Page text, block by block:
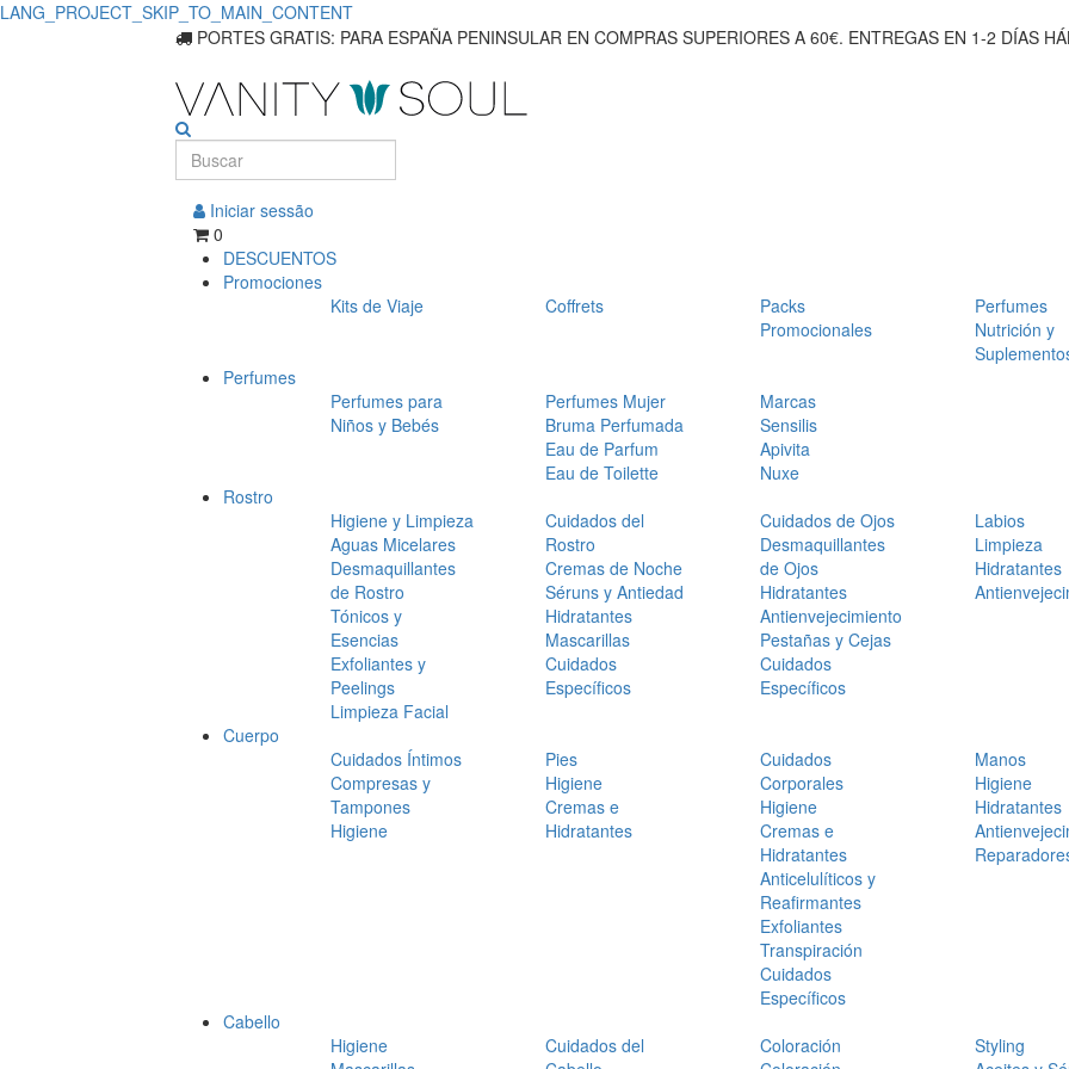
LANG_PROJECT_SKIP_TO_MAIN_CONTENT
Perfumes PORTES GRATIS: PARA ESPAÑA PENINSULAR EN COMPRAS SUPERIORES A 60€. ENTREGAS EN 1-2 DÍAS
Iniciar sessão
0
DESCUENTOS
Promociones
Kits de Viaje
Coffrets
Packs
Promocionales
Perfumes
Nutrición y
Perfumes
Perfumes para
Niños y Bebés
Perfumes Mujer
Bruma Perfumada
Eau de Parfum
Eau de Toilette
Marcas
Sensilis
Apivita
Nuxe
Rostro
Higiene y Limpieza
Aguas Micelares
Desmaquillantes
de Rostro
Tónicos y
Esencias
Exfoliantes y
Peelings
Limpieza Facial
Cuidados del
Rostro
Cremas de Noche
Séruns y Antiedad
Hidratantes
Mascarillas
Cuidados
Específicos
Cuidados de Ojos
Desmaquillantes
de Ojos
Hidratantes
Antienvejecimiento
Pestañas y Cejas
Cuidados
Específicos
Labios
Limpieza
Hidratantes
Cuerpo
Cuidados Íntimos
Compresas y
Tampones
Higiene
Pies
Higiene
Cremas e
Hidratantes
Cuidados
Corporales
Higiene
Cremas e
Hidratantes
Anticelulíticos y
Reafirmantes
Exfoliantes
Transpiración
Cuidados
Específicos
Manos
Higiene
Hidratantes
Cabello
Higiene
Cuidados del
Coloración
Styling